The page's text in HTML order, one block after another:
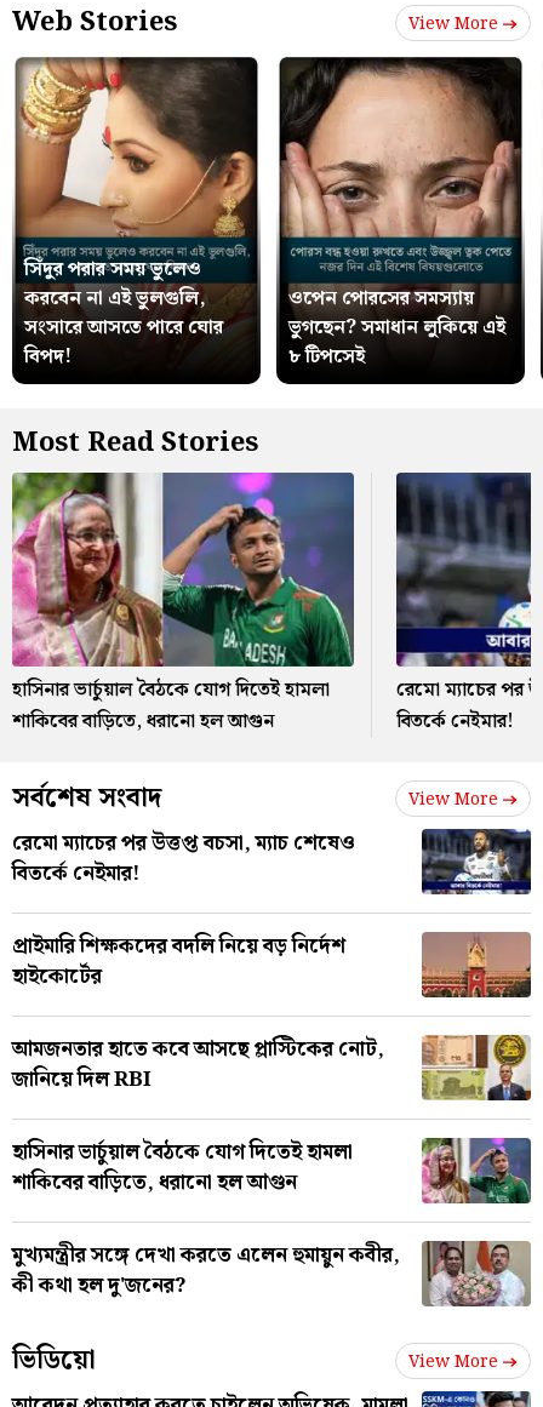
Web Stories View More
সিঁদুর পরার সময় ভুলেও
করবেন না এই ভুলগুলি,
সংসারে আসতে পারে ঘোর
বিপদ!
ওপেন পোরসের সমস্যায়
ভুগছেন? সমাধান লুকিয়ে এই
৮ টিপসেই
Most Read Stories
হাসিনার ভার্চুয়াল বৈঠকে যোগ দিতেই হামলা
শাকিবের বাড়িতে, ধরানো হল আগুন
রেমো ম্যাচের পর
বিতর্কে নেইমার!
সর্বশেষ সংবাদ View More
রেমো ম্যাচের পর উত্তপ্ত বচসা, ম্যাচ শেষেও
বিতর্কে নেইমার!
প্রাইমারি শিক্ষকদের বদলি নিয়ে বড় নির্দেশ
হাইকোর্টের
আমজনতার হাতে কবে আসছে প্লাস্টিকের নোট,
জানিয়ে দিল RBI
হাসিনার ভার্চুয়াল বৈঠকে যোগ দিতেই হামলা
শাকিবের বাড়িতে, ধরানো হল আগুন
মুখ্যমন্ত্রীর সঙ্গে দেখা করতে এলেন হুমায়ুন কবীর,
কী কথা হল দু'জনের?
ভিডিয়ো View More